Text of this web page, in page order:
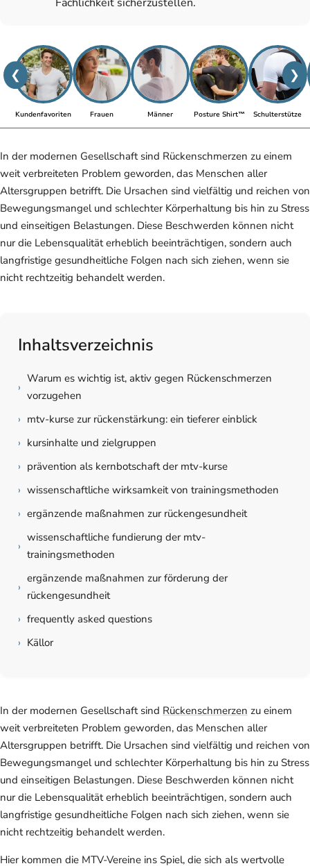
❮ ❯
Kundenfavoriten Frauen Männer Posture Shirt™ Schulterstütze
In der modernen Gesellschaft sind Rückenschmerzen zu einem
weit verbreiteten Problem geworden, das Menschen aller
Altersgruppen betrifft. Die Ursachen sind vielfältig und reichen von
Bewegungsmangel und schlechter Körperhaltung bis hin zu Stress
und einseitigen Belastungen. Diese Beschwerden können nicht
nur die Lebensqualität erheblich beeinträchtigen, sondern auch
langfristige gesundheitliche Folgen nach sich ziehen, wenn sie
nicht rechtzeitig behandelt werden.
Inhaltsverzeichnis
›
Warum es wichtig ist, aktiv gegen Rückenschmerzen
vorzugehen
› mtv-kurse zur rückenstärkung: ein tieferer einblick
› kursinhalte und zielgruppen
› prävention als kernbotschaft der mtv-kurse
› wissenschaftliche wirksamkeit von trainingsmethoden
› ergänzende maßnahmen zur rückengesundheit
›
wissenschaftliche fundierung der mtv-
trainingsmethoden
›
ergänzende maßnahmen zur förderung der
rückengesundheit
› frequently asked questions
› Källor
In der modernen Gesellschaft sind Rückenschmerzen zu einem
weit verbreiteten Problem geworden, das Menschen aller
Altersgruppen betrifft. Die Ursachen sind vielfältig und reichen von
Bewegungsmangel und schlechter Körperhaltung bis hin zu Stress
und einseitigen Belastungen. Diese Beschwerden können nicht
nur die Lebensqualität erheblich beeinträchtigen, sondern auch
langfristige gesundheitliche Folgen nach sich ziehen, wenn sie
nicht rechtzeitig behandelt werden.
Hier kommen die MTV-Vereine ins Spiel, die sich als wertvolle